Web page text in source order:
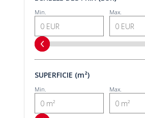
Min. Max.
SUPERFICIE (m²)
Min. Max.